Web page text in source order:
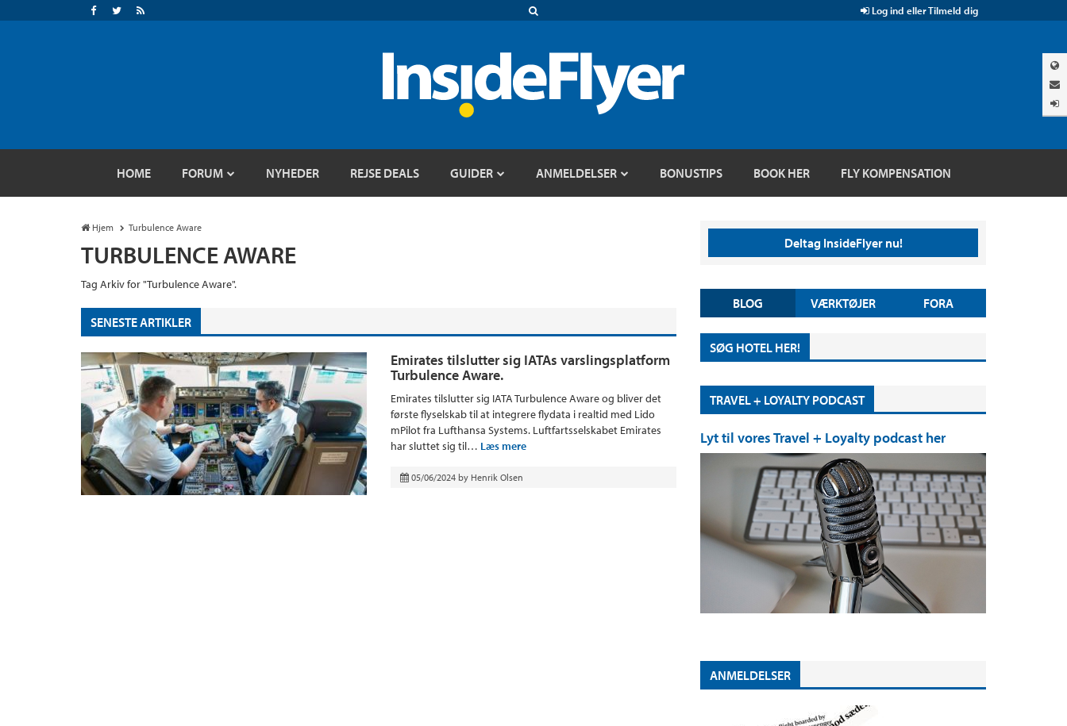
Log ind eller Tilmeld dig
HOME FORUM NYHEDER REJSE DEALS GUIDER ANMELDELSER BONUSTIPS BOOK HER FLY KOMPENSATION
Hjem Turbulence Aware
TURBULENCE AWARE
Tag Arkiv for "Turbulence Aware".
SENESTE ARTIKLER
Emirates tilslutter sig IATAs varslingsplatform
Turbulence Aware.
Emirates tilslutter sig IATA Turbulence Aware og bliver det
første flyselskab til at integrere flydata i realtid med Lido
mPilot fra Lufthansa Systems. Luftfartsselskabet Emirates
har sluttet sig til… Læs mere
05/06/2024 by Henrik Olsen
Deltag InsideFlyer nu!
BLOG VÆRKTØJER FORA
SØG HOTEL HER!
TRAVEL + LOYALTY PODCAST
Lyt til vores Travel + Loyalty podcast her
ANMELDELSER